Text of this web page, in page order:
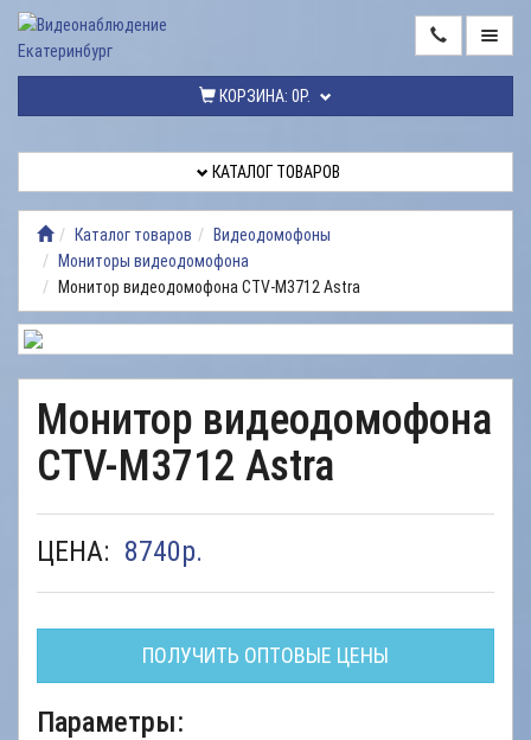
КОРЗИНА: 0Р.
ТОВАРОВ
ВИДЕОНАБЛЮДЕНИЯ
РЕМОНТ
ВИДЕОНАБЛЮДЕНИЯ
УСЛУГИ
РАБОТЫ
КОНТАКТЫ
КАТАЛОГ ТОВАРОВ
Каталог товаров
Видеодомофоны
Мониторы видеодомофона
Монитор видеодомофона CTV-M3712 Astra
Монитор видеодомофона
CTV-M3712 Astra
ЦЕНА: 8740р.
ПОЛУЧИТЬ ОПТОВЫЕ ЦЕНЫ
Параметры: